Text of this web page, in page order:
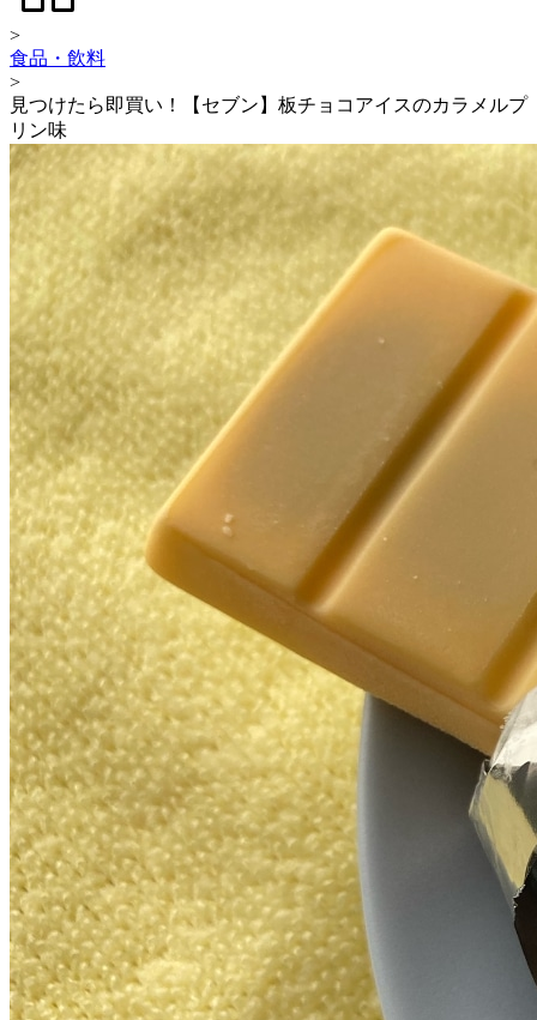
>
食品・飲料
>
見つけたら即買い！【セブン】板チョコアイスのカラメルプ
リン味